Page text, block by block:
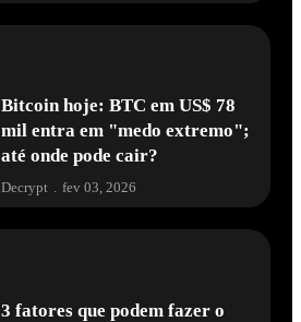
Bitcoin hoje: BTC em US$ 78
mil entra em "medo extremo";
até onde pode cair?
Decrypt . fev 03, 2026
3 fatores que podem fazer o